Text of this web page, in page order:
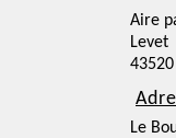
Aire
Levet
Le